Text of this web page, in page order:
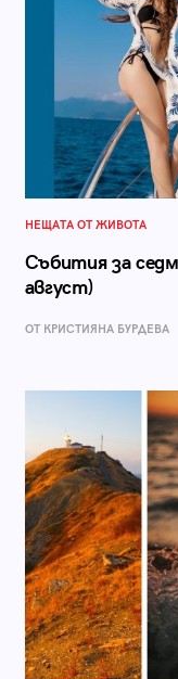
НЕЩАТА ОТ ЖИВОТА
Събития за
август)
ОТ КРИСТИЯНА БУРДЕВА